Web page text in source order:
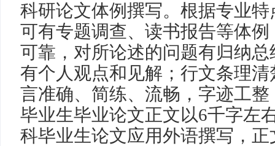
科研论文体例撰写。根据专业
可有专题调查、读书报告等体
可靠，对所论述的问题有归纳
有个人观点和见解；行文条理
言准确、简练、流畅，字迹工
毕业生毕业论文正文以6千字左
科毕业生论文应用外语撰写，正